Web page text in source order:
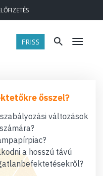
FRISS Menü
ősszel?
változások
a hosszú távú